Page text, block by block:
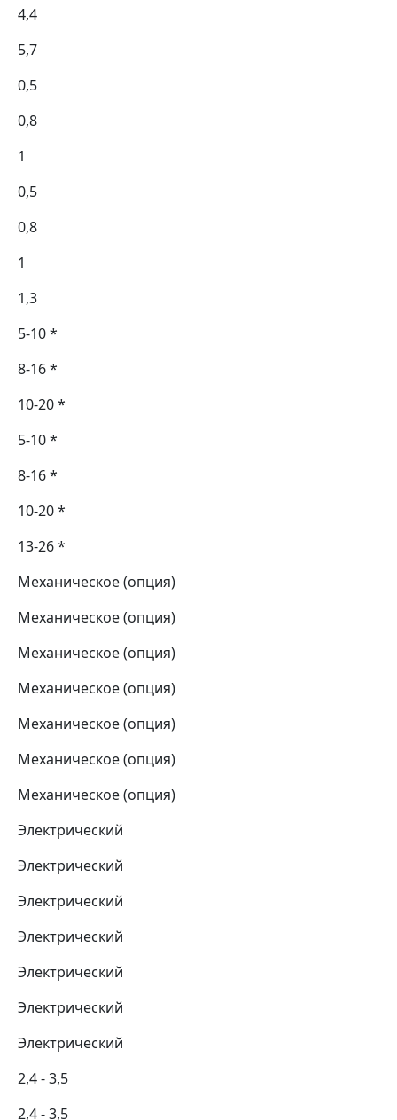
4,4
5,7
0,5
0,8
1
0,5
0,8
1
1,3
5-10 *
8-16 *
10-20 *
5-10 *
8-16 *
10-20 *
13-26 *
Механическое (опция)
Механическое (опция)
Механическое (опция)
Механическое (опция)
Механическое (опция)
Механическое (опция)
Механическое (опция)
Электрический
Электрический
Электрический
Электрический
Электрический
Электрический
Электрический
2,4 - 3,5
2,4 - 3,5